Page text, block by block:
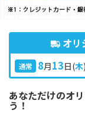
オリ
通常 8月13日(木)
あなただけのオ
う！